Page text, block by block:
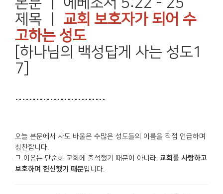
제목 ㅣ 교회 보호자가 되어 수
고하는 성도
[하나님의 백성답게 사는 성도1
7]
..........................
오늘 본문에서 사도 바울은 수많은 성도들의 이름을 직접 언급하며
칭찬합니다.
그 이유는 단순히 교회에 출석했기 때문이 아니라, 교회를 사랑하고
보호하며 헌신했기 때문입니다.